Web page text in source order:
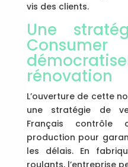
vis des clients.
Une
rénovation
L’ouverture de cette
une stratégie de
Français
production pour
les délais. En
roulants, l’entreprise